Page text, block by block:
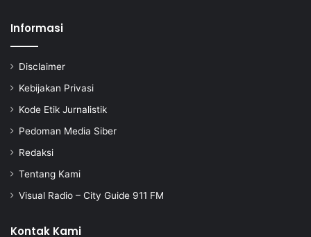
Informasi
Disclaimer
Kebijakan Privasi
Kode Etik Jurnalistik
Pedoman Media Siber
Redaksi
Tentang Kami
Visual Radio – City Guide 911 FM
Kontak Kami